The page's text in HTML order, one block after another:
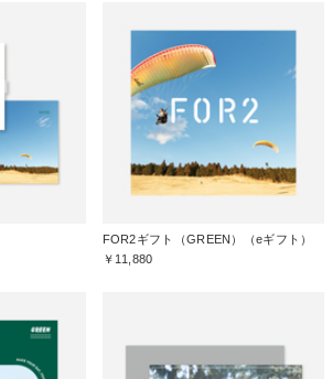
FOR2ギフト（GREEN）（eギフト）
￥11,880